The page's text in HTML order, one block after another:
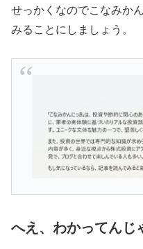
せっかくなのでこなみか
みることにしましょう。
へえ、わかってんじ